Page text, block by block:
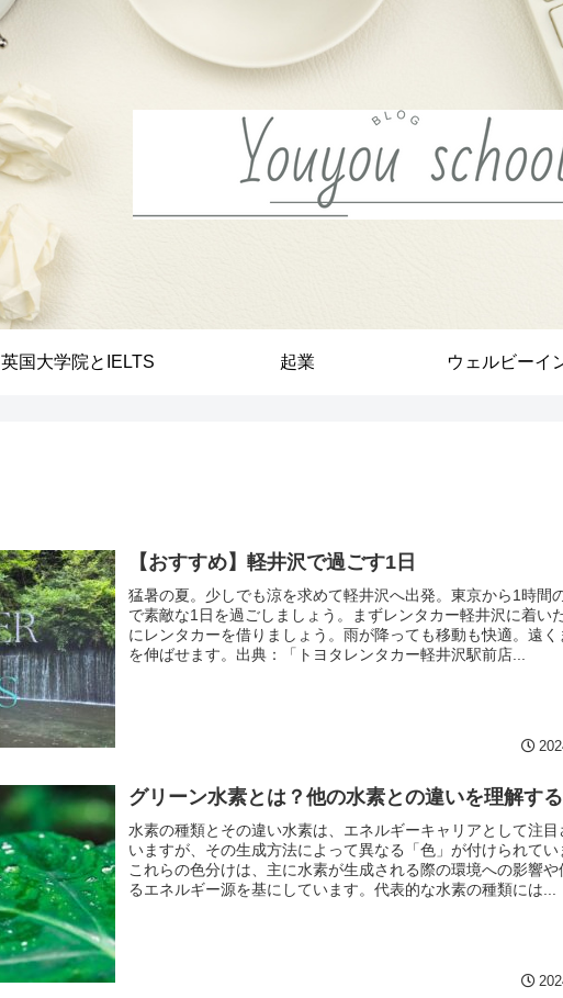
英国大学院とIELTS 起業 ウェルビーイ
【おすすめ】軽井沢で過ごす1日
猛暑の夏。少しでも涼を求めて軽井沢へ出発。東京から1時間
で素敵な1日を過ごしましょう。まずレンタカー軽井沢に着い
にレンタカーを借りましょう。雨が降っても移動も快適。遠く
を伸ばせます。出典：「トヨタレンタカー軽井沢駅前店...
グリーン水素とは？他の水素との違いを理解する
水素の種類とその違い水素は、エネルギーキャリアとして注目
いますが、その生成方法によって異なる「色」が付けられてい
これらの色分けは、主に水素が生成される際の環境への影響や
るエネルギー源を基にしています。代表的な水素の種類には...